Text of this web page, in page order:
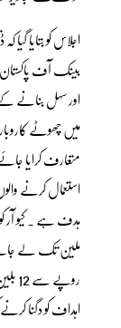
اجلاس کو بتایا
بینک آف پاکستان
اور سہل بنانے
میں چھوٹے
متعارف کرایا
اہداف کو دگنا